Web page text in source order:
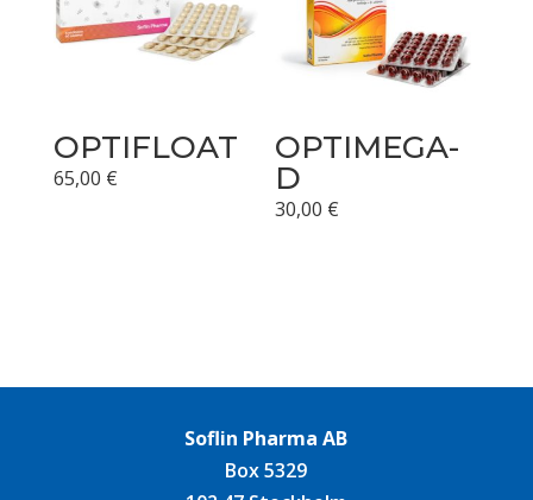
OPTIFLOAT
65,00 €
OPTIMEGA-
D
30,00 €
Soflin Pharma AB
Box 5329